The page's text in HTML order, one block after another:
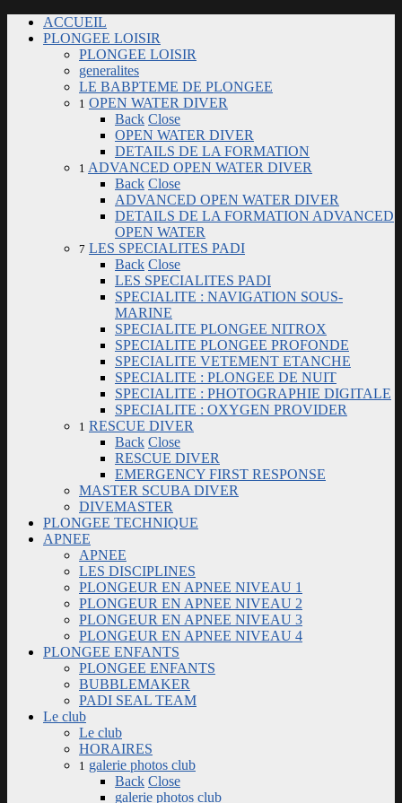
ACCUEIL
PLONGEE LOISIR
PLONGEE LOISIR
generalites
LE BABPTEME DE PLONGEE
1 OPEN WATER DIVER
Back Close
OPEN WATER DIVER
DETAILS DE LA FORMATION
1 ADVANCED OPEN WATER DIVER
Back Close
ADVANCED OPEN WATER DIVER
DETAILS DE LA FORMATION ADVANCED
OPEN WATER
7 LES SPECIALITES PADI
Back Close
LES SPECIALITES PADI
SPECIALITE : NAVIGATION SOUS-
MARINE
SPECIALITE PLONGEE NITROX
SPECIALITE PLONGEE PROFONDE
SPECIALITE VETEMENT ETANCHE
SPECIALITE : PLONGEE DE NUIT
SPECIALITE : PHOTOGRAPHIE DIGITALE
SPECIALITE : OXYGEN PROVIDER
1 RESCUE DIVER
Back Close
RESCUE DIVER
EMERGENCY FIRST RESPONSE
MASTER SCUBA DIVER
DIVEMASTER
PLONGEE TECHNIQUE
APNEE
APNEE
LES DISCIPLINES
PLONGEUR EN APNEE NIVEAU 1
PLONGEUR EN APNEE NIVEAU 2
PLONGEUR EN APNEE NIVEAU 3
PLONGEUR EN APNEE NIVEAU 4
PLONGEE ENFANTS
PLONGEE ENFANTS
BUBBLEMAKER
PADI SEAL TEAM
Le club
Le club
HORAIRES
1 galerie photos club
Back Close
galerie photos club